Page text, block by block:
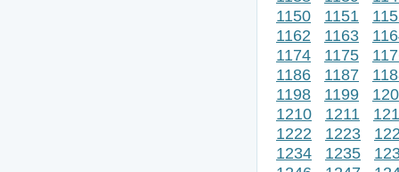
1150
1151
1162
1163
1174
1175
1186
1187
1198
1199
1210
1211
1222
1223
1234
1235